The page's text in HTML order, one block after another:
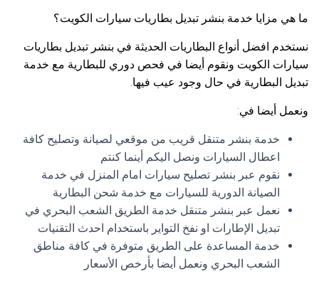
ما هي مزايا خدمة بنشر تبديل بطاريات سيارات الكويت؟
نستخدم افضل أنواع البطاريات الحديثة في بنشر تبديل بطاريات
سيارات الكويت ونقوم أيضا في فحص دوري للبطارية مع خدمة
تبديل البطارية في حال وجود عيب فيها.
ونعمل أيضا في:
خدمة بنشر متنقل قريب من موقعي لصيانة وتصليح كافة
اعطال السيارات ونصل اليكم أينما كنتم
نقوم عبر بنشر تصليح سيارات امام المنزل في خدمة
الصيانة الدورية للسيارات مع خدمة شحن البطارية
نعمل عبر بنشر متنقل خدمة الطريق الشعب البحري في
تبديل الإطارات او نفخ التواير باستخدام احدث التقنيات
خدمة المساعدة على الطريق متوفرة في كافة مناطق
الشعب البحري ونعمل أيضا بأرخص الأسعار